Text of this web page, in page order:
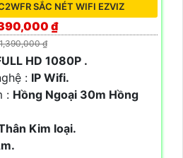
SẮC NÉT WIFI EZVIZ
₫
₫
HD 1080P .
: IP Wifi.
: Hồng Ngoại 30m Hồng
Kim loại.